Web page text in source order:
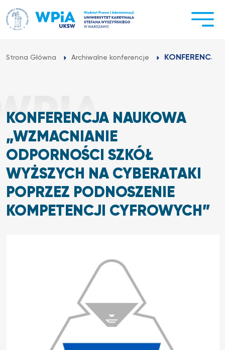
do
treści
Strona Główna Archiwalne konferencje
KONFERENCJA NAUKOWA
„WZMACNIANIE
ODPORNOŚCI SZKÓŁ
WYŻSZYCH NA CYBERATAKI
POPRZEZ PODNOSZENIE
KOMPETENCJI CYFROWYCH”